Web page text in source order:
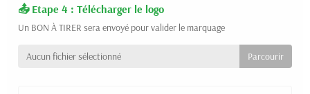
Etape 4 : Télécharger le logo
Un BON À TIRER sera envoyé pour valider le marquage
Aucun fichier sélectionné